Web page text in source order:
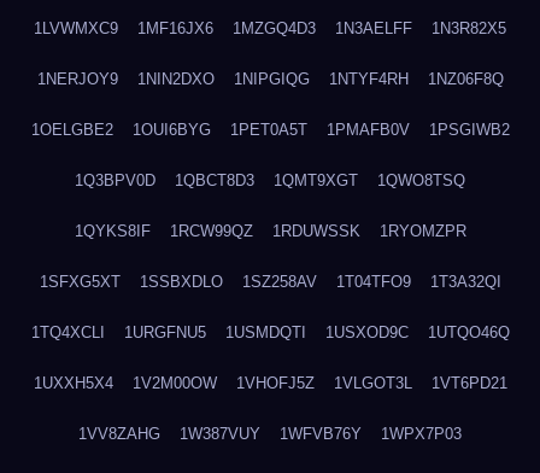
1LVWMXC9 1MF16JX6 1MZGQ4D3 1N3AELFF 1N3R82X5
1NERJOY9 1NIN2DXO 1NIPGIQG 1NTYF4RH 1NZ06F8Q
1OELGBE2 1OUI6BYG 1PET0A5T 1PMAFB0V 1PSGIWB2
1Q3BPV0D 1QBCT8D3 1QMT9XGT 1QWO8TSQ
1QYKS8IF 1RCW99QZ 1RDUWSSK 1RYOMZPR
1SFXG5XT 1SSBXDLO 1SZ258AV 1T04TFO9 1T3A32QI
1TQ4XCLI 1URGFNU5 1USMDQTI 1USXOD9C 1UTQO46Q
1UXXH5X4 1V2M00OW 1VHOFJ5Z 1VLGOT3L 1VT6PD21
1VV8ZAHG 1W387VUY 1WFVB76Y 1WPX7P03